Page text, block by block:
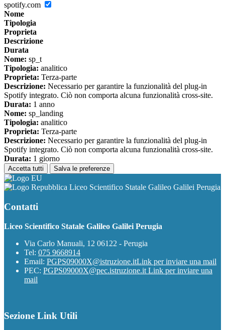
spotify.com
Nome
Tipologia
Proprieta
Descrizione
Durata
Nome: sp_t
Tipologia: analitico
Proprieta: Terza-parte
Descrizione: Necessario per garantire la funzionalità del plug-in
Spotify integrato. Ciò non comporta alcuna funzionalità cross-site.
Durata: 1 anno
Nome: sp_landing
Tipologia: analitico
Proprieta: Terza-parte
Descrizione: Necessario per garantire la funzionalità del plug-in
Spotify integrato. Ciò non comporta alcuna funzionalità cross-site.
Durata: 1 giorno
Accetta tutti Salva le preferenze
Liceo Scientifico Statale Galileo Galilei Perugia
Contatti
Liceo Scientifico Statale Galileo Galilei Perugia
Via Carlo Manuali, 12 06122 - Perugia
Tel: 075 9668914
Email: PGPS09000X@istruzione.itLink per inviare una mail
PEC: PGPS09000X@pec.istruzione.it Link per inviare una
mail
Sezione Link Utili